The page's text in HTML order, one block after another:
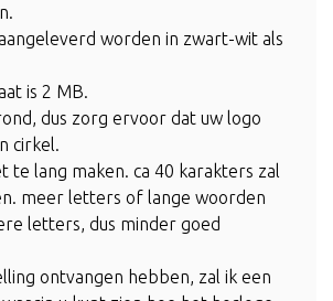
worden in zwart-wit als
is 2 MB.
dus zorg ervoor dat uw logo
cirkel.
te lang maken. ca 40 karakters zal
meer letters of lange woorden
letters, dus minder goed
ontvangen hebben, zal ik een